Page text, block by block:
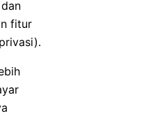
fitur